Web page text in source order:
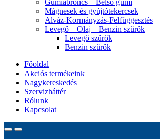
Gumiabroncs – Belső gumi
Mágnesek és gyújtótekercsek
Alváz-Kormányzás-Felfüggesztés
Levegő – Olaj – Benzin szűrők
Levegő szűrők
Benzin szűrők
Főoldal
Akciós termékeink
Nagykereskedés
Szervizháttér
Rólunk
Kapcsolat